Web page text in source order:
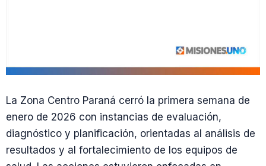
La Zona Centro Paraná cerró la primera semana de
enero de 2026 con instancias de evaluación,
diagnóstico y planificación, orientadas al análisis de
resultados y al fortalecimiento de los equipos de